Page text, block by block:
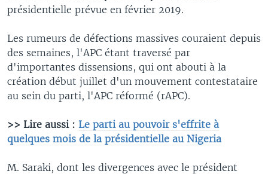
présidentielle prévue en février 2019.
Les rumeurs de défections massives couraient depuis
des semaines, l'APC étant traversé par
d'importantes dissensions, qui ont abouti à la
création début juillet d'un mouvement contestataire
au sein du parti, l'APC réformé (rAPC).
>> Lire aussi : Le parti au pouvoir s'effrite à
quelques mois de la présidentielle au Nigeria
M. Saraki, dont les divergences avec le président